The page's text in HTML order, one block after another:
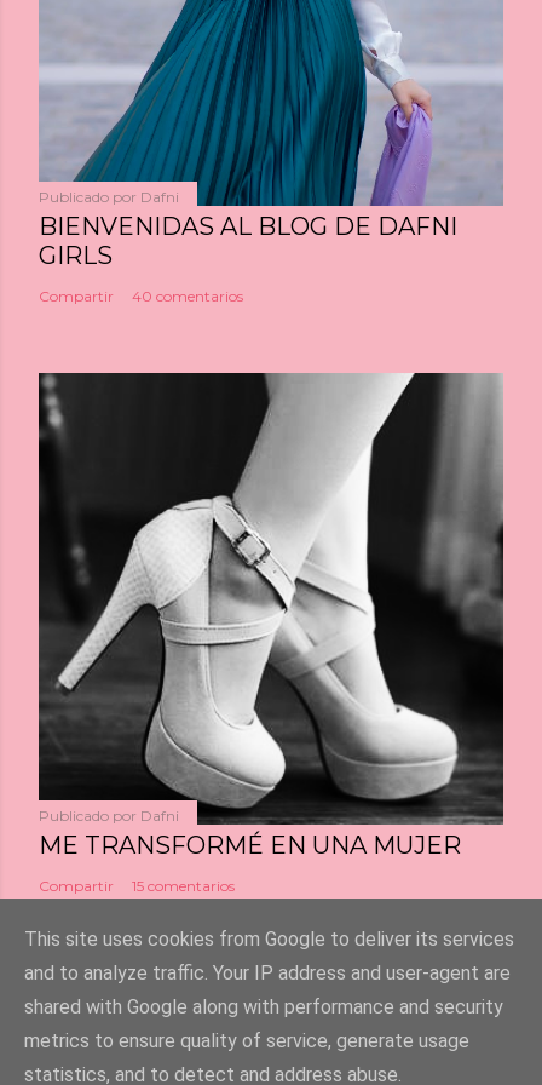
Publicado por Dafni
BIENVENIDAS AL BLOG DE DAFNI
GIRLS
Compartir 40 comentarios
Publicado por Dafni
ME TRANSFORMÉ EN UNA MUJER
Compartir 15 comentarios
Con la tecnología de Blogger
This site uses cookies from Google to deliver its services
and to analyze traffic. Your IP address and user-agent are
shared with Google along with performance and security
metrics to ensure quality of service, generate usage
statistics, and to detect and address abuse.